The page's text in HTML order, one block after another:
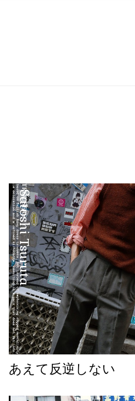
Satoshi Tsuruta
あえて反逆しない